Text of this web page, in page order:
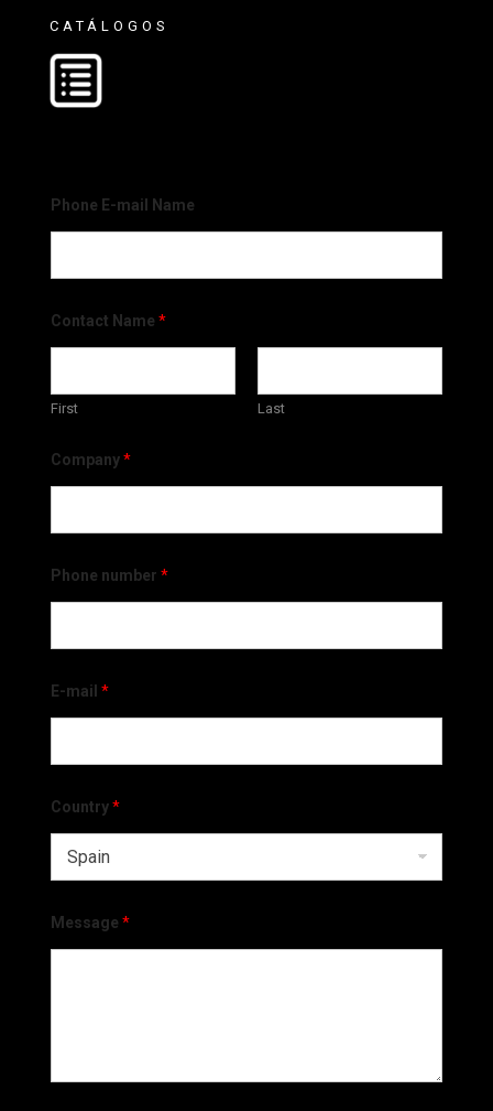
CATÁLOGOS
Phone E-mail Name
Contact Name *
First Last
Company*
Phone number *
E-mail *
Country*
Message *